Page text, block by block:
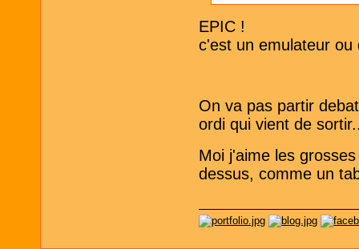
EPIC !
c'est un emulateur ou
On va pas partir
ordi qui vient de
Moi j'aime les
dessus, comme un